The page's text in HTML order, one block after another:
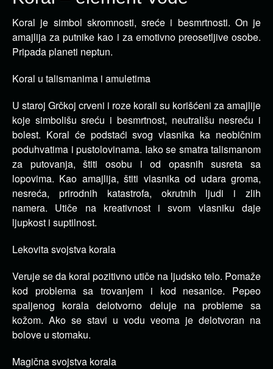
Koral je simbol skromnosti, sreće i besmrtnosti. On je
amajlija za putnike kao i za emotivno preosetljive osobe.
Pripada planeti neptun.
Koral u talismanima i amuletima
U staroj Grčkoj crveni i roze korali su korišćeni za amajlije
koje simbolišu sreću i besmrtnost, neutrališu nesreću i
bolest. Koral će podstaći svog vlasnika ka neobičnim
poduhvatima i pustolovinama. Iako se smatra talismanom
za putovanja, štiti osobu i od opasnih susreta sa
lopovima. Kao amajlija, štiti vlasnika od udara groma,
nesreća, prirodnih katastrofa, okrutnih ljudi i zlih
namera. Utiče na kreativnost i svom vlasniku daje
ljupkost i suptilnost.
Lekovita svojstva korala
Veruje se da koral pozitivno utiče na ljudsko telo. Pomaže
kod problema sa trovanjem i kod nesanice. Pepeo
spaljenog korala delotvorno deluje na probleme sa
kožom. Ako se stavi u vodu veoma je delotvoran na
bolove u stomaku.
Magična svojstva korala